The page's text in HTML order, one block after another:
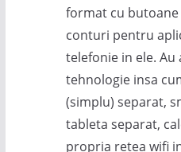
format cu
conturi pentru
telefonie in ele.
tehnologie insa
(simplu) separat,
tableta separat,
propria retea wifi